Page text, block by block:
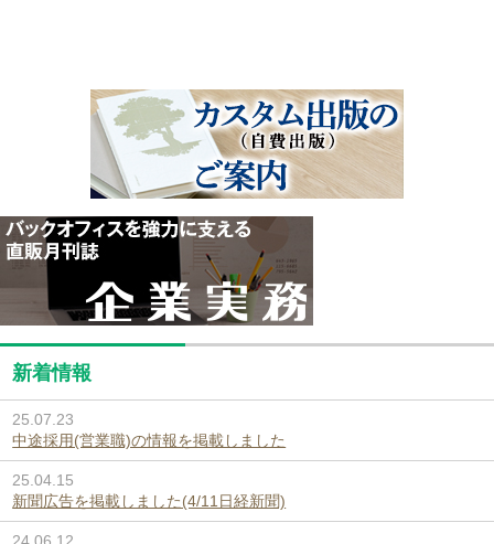
新着情報
25.07.23
中途採用(営業職)の情報を掲載しました
25.04.15
新聞広告を掲載しました(4/11日経新聞)